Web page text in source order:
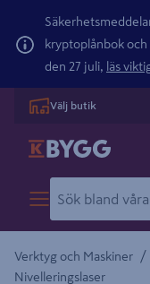
kryptoplånbok
den 27 juli, läs
Välj butik
Verktyg och Maskiner /
Nivelleringslaser